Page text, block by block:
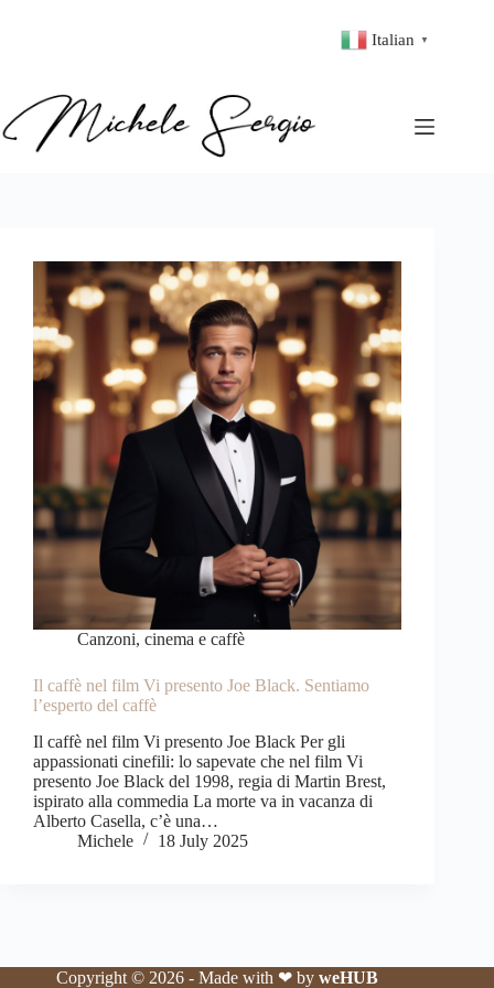
Italian ▼
Canzoni, cinema e caffè
Il caffè nel film Vi presento Joe Black. Sentiamo
l’esperto del caffè
Il caffè nel film Vi presento Joe Black Per gli
appassionati cinefili: lo sapevate che nel film Vi
presento Joe Black del 1998, regia di Martin Brest,
ispirato alla commedia La morte va in vacanza di
Alberto Casella, c’è una…
Michele
18 July 2025
Copyright © 2026 - Made with ❤ byweHUB